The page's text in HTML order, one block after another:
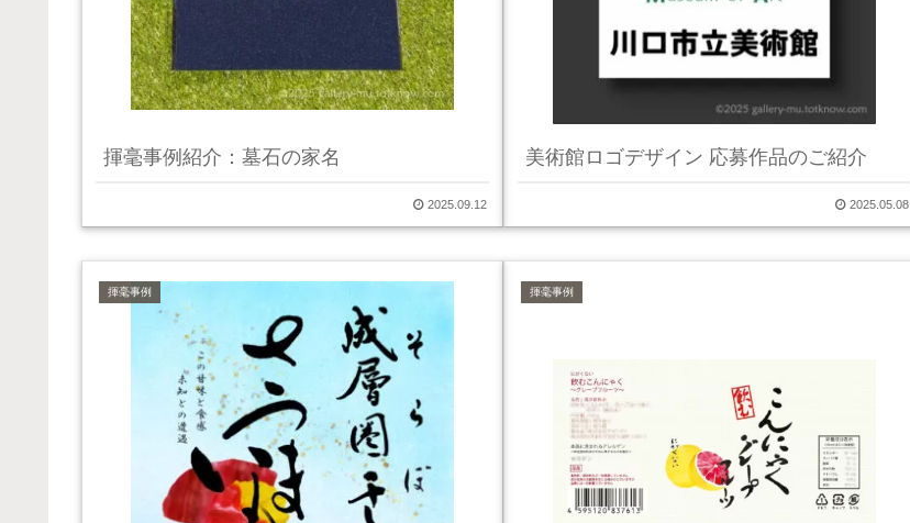
揮毫事例紹介：墓石の家名
2025.09.12
美術館ロゴデザイン 応募作品のご紹介
2025.05.08
揮毫事例 揮毫事例